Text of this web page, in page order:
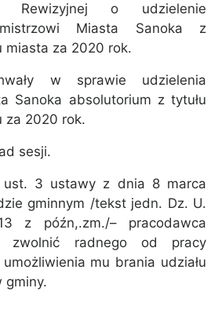
Rewizyjnej o udzielenie
Miasta Sanoka z
miasta za 2020 rok.
w sprawie udzielenia
Sanoka absolutorium z tytułu
za 2020 rok.
sesji.
3 ustawy z dnia 8 marca
gminnym /tekst jedn. Dz. U.
z późn,.zm./– pracodawca
zwolnić radnego od pracy
mu brania udziału
gminy.